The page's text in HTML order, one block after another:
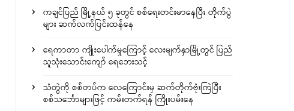
ကချင်ပြည် မြို့နယ် ၅ ခုတွင် စစ်ရေးတင်းမာနေပြီး တိုက်ပွဲ
များ ဆက်လက်ပြင်းထန်နေ
ရေကာတာ ကျိုးပေါက်မှုကြောင့် လေးမျက်နှာမြို့တွင် ပြည်
သူသုံးသောင်းကျော် ရေဘေးသင့်
သံတွဲကို စစ်တပ်က လေကြောင်းမှ ဆက်တိုက်ဗုံးကြဲပြီး
စစ်သင်္ဘောများဖြင့် ကမ်းတက်ရန် ကြိုးပမ်းနေ